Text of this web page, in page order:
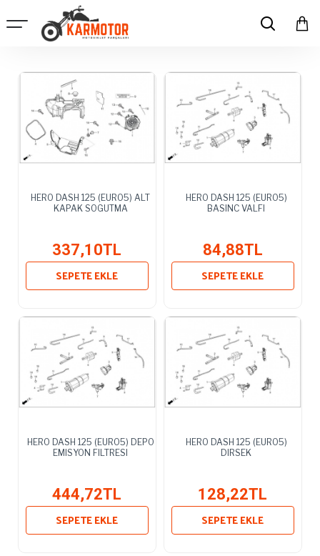
HERO DASH 125 (EURO5) ALT
KAPAK SOGUTMA
337,10TL
SEPETE EKLE
HERO DASH 125 (EURO5)
BASINC VALFI
84,88TL
SEPETE EKLE
HERO DASH 125 (EURO5) DEPO
EMISYON FILTRESI
444,72TL
SEPETE EKLE
HERO DASH 125 (EURO5)
DIRSEK
128,22TL
SEPETE EKLE